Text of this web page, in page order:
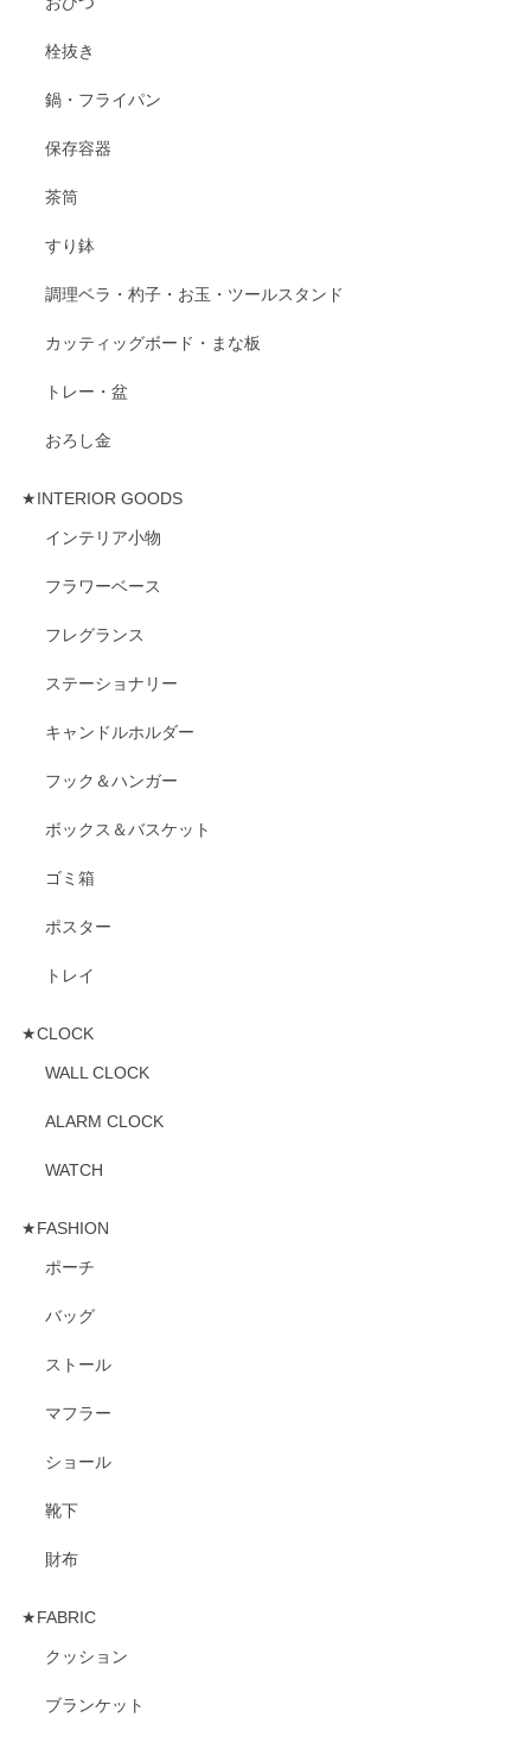
栓抜き
鍋・フライパン
保存容器
茶筒
すり鉢
調理ベラ・杓子・お玉・ツールスタンド
カッティッグボード・まな板
トレー・盆
おろし金
★INTERIOR GOODS
インテリア小物
フラワーベース
フレグランス
ステーショナリー
キャンドルホルダー
フック＆ハンガー
ボックス＆バスケット
ゴミ箱
ポスター
トレイ
★CLOCK
WALL CLOCK
ALARM CLOCK
WATCH
★FASHION
ポーチ
バッグ
ストール
マフラー
ショール
靴下
財布
★FABRIC
クッション
ブランケット